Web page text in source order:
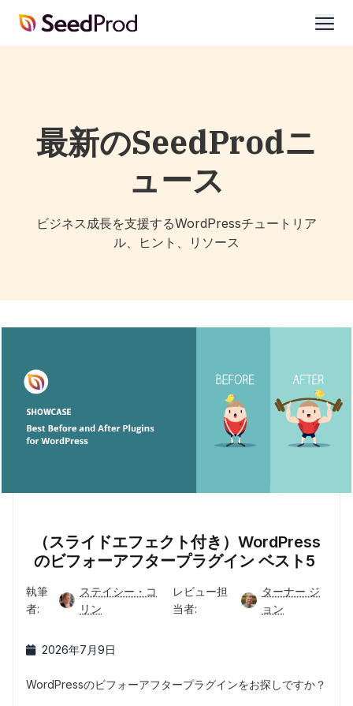
SeedProd
最新のSeedProdニ
ュース
ビジネス成長を支援するWordPressチュートリア
ル、ヒント、リソース
（スライドエフェクト付き）WordPress
のビフォーアフタープラグイン ベスト5
執筆
者:
ステイシー・コ
リン
レビュー担
当者:
ターナー ジ
ョン
2026年7月9日
WordPressのビフォーアフタープラグインをお探しですか？